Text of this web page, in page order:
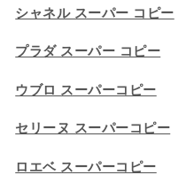
シャネル スーパー コピー
プラダ スーパー コピー
ウブロ スーパーコピー
セリーヌ スーパーコピー​
ロエベ スーパーコピー